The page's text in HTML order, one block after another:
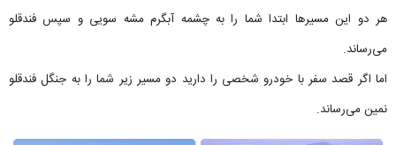
هر دو این مسیرها ابتدا شما را به چشمه آبگرم مشه سویی و سپس فندقلو
می‌رساند.
اما اگر قصد سفر با خودرو شخصی را دارید دو مسیر زیر شما را به جنگل فندقلو
نمین می‌رساند.